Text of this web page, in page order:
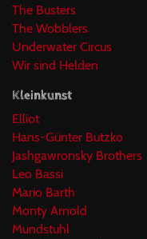
The Busters
The Wobblers
Underwater Circus
Wir sind Helden
Kleinkunst
Elliot
Hans-Günter Butzko
Jashgawronsky Brothers
Leo Bassi
Mario Barth
Monty Arnold
Mundstuhl